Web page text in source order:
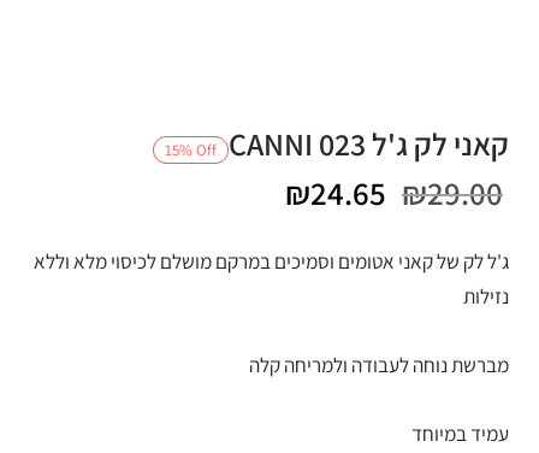
קאני לק ג'ל CANNI 023 15% Off
₪29.00
המחיר
המקורי
₪29.00.
₪24.65
הנוכחי
₪24.65.
ג'ל לק של קאני אטומים וסמיכים במרקם מושלם לכיסוי מלא וללא
נזילות
מברשת נוחה לעבודה ולמריחה קלה
עמיד במיוחד